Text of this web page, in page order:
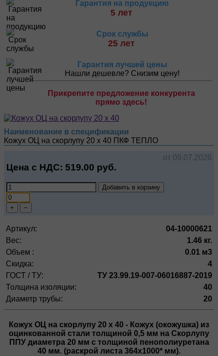
Гарантия на продукцию
5 лет
Срок службы
25 лет
Гарантия лучшей цены
Нашли дешевле? Снизим цену!
Прикрепите предложение конкурента
прямо здесь!
Наименование в спецификации
Кожух ОЦ на скорлупу 20 х 40 ПКФ ТЕПЛО
от 09.07.2026
Цена с НДС: 519.00 руб.
Добавить в корзину
+ −
Артикул:
04-10000621
Вес:
1.46 кг.
Объем :
0.01 м3
Скидка:
4
ГОСТ / ТУ:
ТУ 23.99.19-007-06016887-2019
Толщина изоляции:
40
Диаметр трубы:
20
Кожух ОЦ на скорлупу 20 х 40 - Кожух (окожушка) из
оцинкованной стали толщиной 0,5 мм на Скорлупу
ППУ диаметра 20 мм с толщиной пенополиуретана
40 мм. (раскрой листа 364х1000* мм).